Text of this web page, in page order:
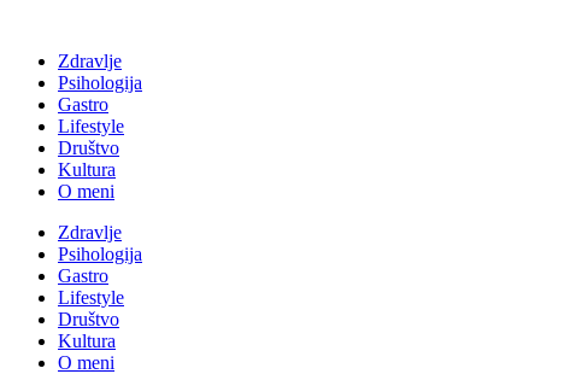
Zdravlje
Psihologija
Gastro
Lifestyle
Društvo
Kultura
O meni
Zdravlje
Psihologija
Gastro
Lifestyle
Društvo
Kultura
O meni